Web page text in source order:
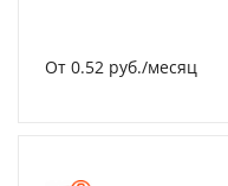
От 0.52 руб./месяц